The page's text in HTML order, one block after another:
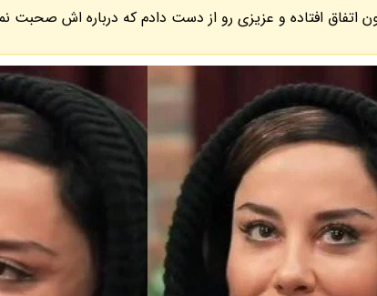
افتاده و عزیزی رو از دست دادم که درباره اش صحبت